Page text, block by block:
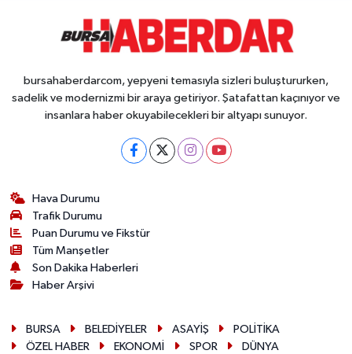
bursahaberdarcom, yepyeni temasıyla sizleri buluştururken,
sadelik ve modernizmi bir araya getiriyor. Şatafattan kaçınıyor ve
insanlara haber okuyabilecekleri bir altyapı sunuyor.
Hava Durumu
Trafik Durumu
Puan Durumu ve Fikstür
Tüm Manşetler
Son Dakika Haberleri
Haber Arşivi
BURSA BELEDİYELER ASAYİŞ
POLİTİKA
ÖZEL HABER
EKONOMİ SPOR DÜNYA